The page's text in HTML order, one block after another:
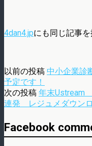
4dan4.jpにも同じ記事を
以前の投稿 中小企業
予定です！
次の投稿 年末Ustream
連発 レジュメダウン
Facebook